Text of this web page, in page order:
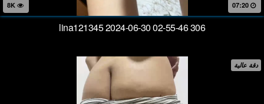
07:20
lina121345 2024-06-30 02-55-46 306
دقة عالية